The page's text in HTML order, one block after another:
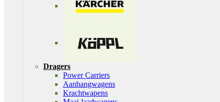
Dragers
Power Carriers
Aanhangwagens
Krachtwapens